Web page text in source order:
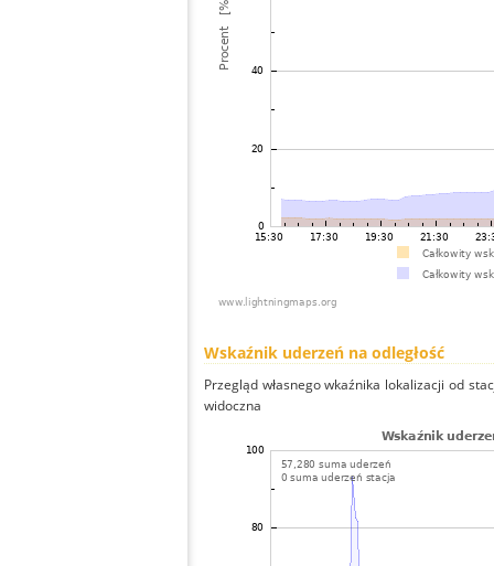
Wskaźnik uderzeń na odległość
Przegląd własnego wkaźnika lokalizacji od
widoczna